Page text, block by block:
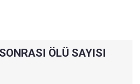
ACI DARBELER GELECEK
ÖLÜ SAYISI